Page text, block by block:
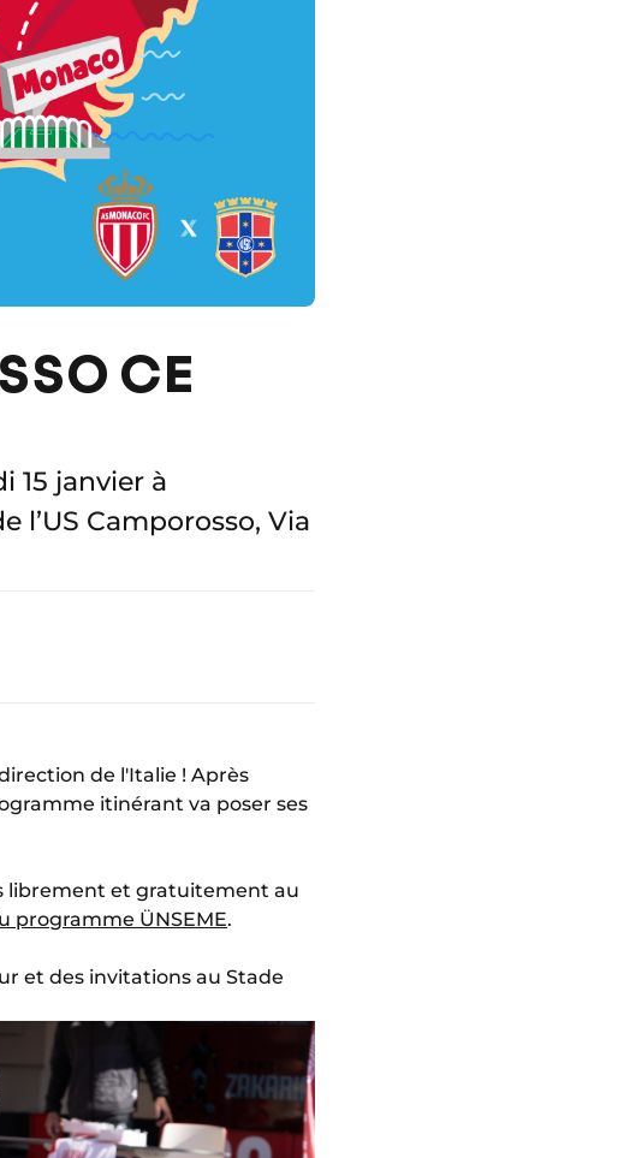
CE
15 janvier à
l’US Camporosso, Via
de l'Italie ! Après
itinérant va poser ses
librement et gratuitement au
programme ÜNSEME.
et des invitations au Stade